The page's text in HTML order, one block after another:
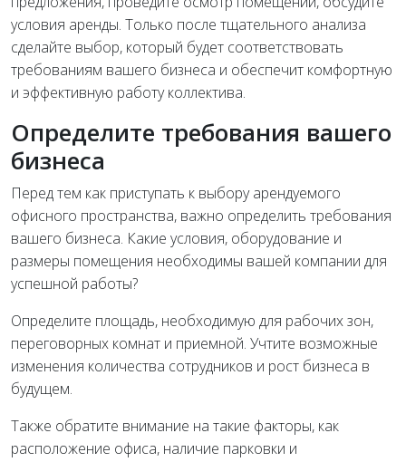
условия аренды. Только после тщательного анализа
сделайте выбор, который будет соответствовать
требованиям вашего бизнеса и обеспечит комфортную
и эффективную работу коллектива.
Определите требования вашего
бизнеса
Перед тем как приступать к выбору арендуемого
офисного пространства, важно определить требования
вашего бизнеса. Какие условия, оборудование и
размеры помещения необходимы вашей компании для
успешной работы?
Определите площадь, необходимую для рабочих зон,
переговорных комнат и приемной. Учтите возможные
изменения количества сотрудников и рост бизнеса в
будущем.
Также обратите внимание на такие факторы, как
расположение офиса, наличие парковки и